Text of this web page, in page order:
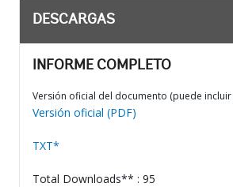
DESCARGAS
INFORME COMPLETO
Versión oficial del documento (puede incluir
Versión oficial (PDF)
TXT*
Total Downloads** : 95